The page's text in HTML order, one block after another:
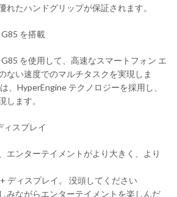
れたハンドグリップが保証されます。
を搭載
を使用して、高速なスマートフォン エ
ない速度でのマルチタスクを実現しま
、HyperEngine テクノロジーを採用し、
します。
ィスプレイ
エンターテイメントがより大きく、より
ディスプレイ。 没頭してください
みながらエンターテイメントを楽しんだ